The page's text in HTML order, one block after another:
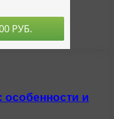
особенности и